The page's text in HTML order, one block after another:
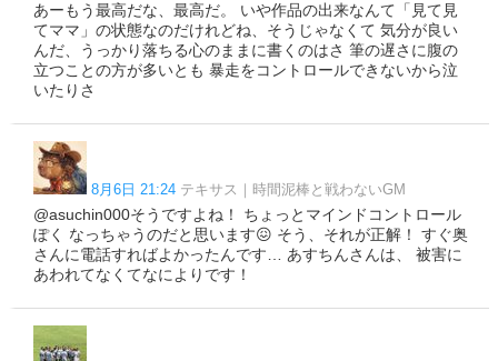
あーもう最高だな、最高だ。 いや作品の出来なんて「見て見
てママ」の状態なのだけれどね、そうじゃなくて 気分が良い
んだ、うっかり落ちる心のままに書くのはさ 筆の遅さに腹の
立つことの方が多いとも 暴走をコントロールできないから泣
いたりさ
8月6日 21:24 テキサス｜時間泥棒と戦わないGM
@asuchin000そうですよね！ ちょっとマインドコントロール
ぽく なっちゃうのだと思います😖 そう、それが正解！ すぐ奥
さんに電話すればよかったんです… あすちんさんは、 被害に
あわれてなくてなによりです！